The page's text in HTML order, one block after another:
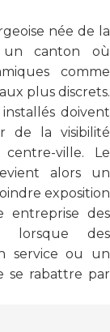
née de la
un canton où
comme
plus discrets.
doivent
de la visibilité
ville. Le
alors un
exposition
entreprise des
lorsque des
service ou un
se rabattre par